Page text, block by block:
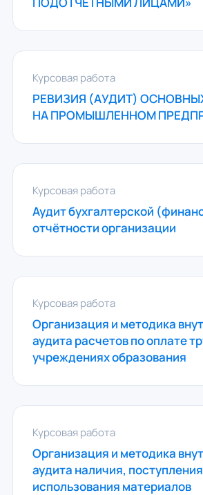
Курсовая работа
РЕВИЗИЯ (АУДИТ)
НА ПРОМЫШЛЕННОМ
Курсовая работа
Аудит бухгалтерской
отчётности организации
Курсовая работа
Организация и методика
аудита расчетов по оплате
учреждениях образования
Курсовая работа
Организация и методика
аудита наличия,
использования материалов